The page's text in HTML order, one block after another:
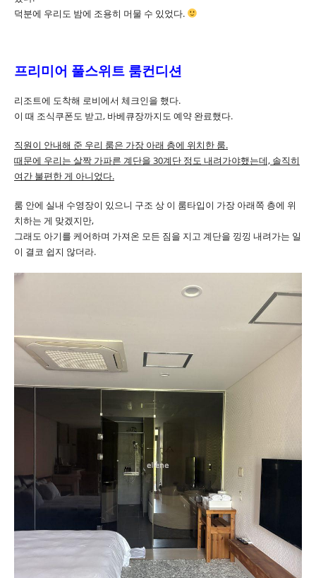
덕분에 우리도 밤에 조용히 머물 수 있었다.
프리미어 풀스위트 룸컨디션
리조트에 도착해 로비에서 체크인을 했다.
이 때 조식쿠폰도 받고, 바베큐장까지도 예약 완료했다.
직원이 안내해 준 우리 룸은 가장 아래 층에 위치한 룸.
때문에 우리는 살짝 가파른 계단을 30계단 정도 내려가야했는데, 솔직히
여간 불편한 게 아니었다.
룸 안에 실내 수영장이 있으니 구조 상 이 룸타입이 가장 아래쪽 층에 위
치하는 게 맞겠지만,
그래도 아기를 케어하며 가져온 모든 짐을 지고 계단을 낑낑 내려가는 일
이 결코 쉽지 않더라.